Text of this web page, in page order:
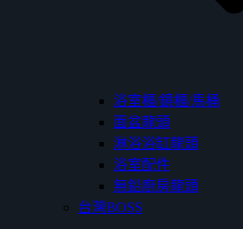
浴室櫃/鏡櫃/馬桶
面盆龍頭
淋浴浴缸龍頭
浴室配件
無鉛廚房龍頭
台灣BOSS